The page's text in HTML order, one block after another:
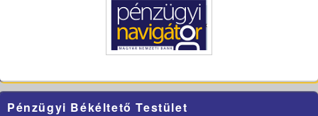
Pénzügyi Békéltető Testület